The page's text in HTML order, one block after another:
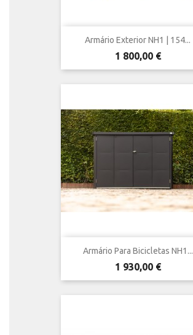
Armário Exterior NH1 | 154...
Preço
1 800,00 €
Armário Para Bicicletas NH1...
Preço
1 930,00 €